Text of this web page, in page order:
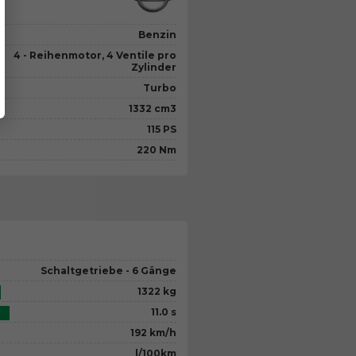
Benzin
4 - Reihenmotor, 4 Ventile pro
Zylinder
Turbo
1332 cm3
115 PS
220 Nm
Schaltgetriebe - 6 Gänge
1322 kg
11.0 s
192 km/h
l/100km